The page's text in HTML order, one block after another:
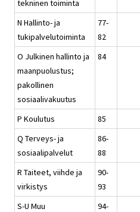
tekninen toiminta
N Hallinto- ja
tukipalvelutoiminta
77-
82
O Julkinen hallinto ja
maanpuolustus;
pakollinen
sosiaalivakuutus
84
P Koulutus
85
Q Terveys- ja
sosiaalipalvelut
86-
88
R Taiteet, viihde ja
virkistys
90-
93
S-U Muu
94-